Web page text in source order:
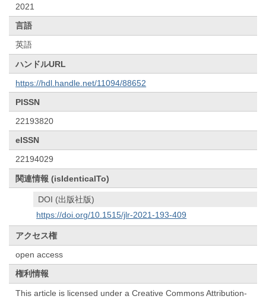
2021
言語
英語
ハンドルURL
https://hdl.handle.net/11094/88652
PISSN
22193820
eISSN
22194029
関連情報 (isIdenticalTo)
DOI (出版社版)
https://doi.org/10.1515/jlr-2021-193-409
アクセス権
open access
権利情報
This article is licensed under a Creative Commons Attribution-